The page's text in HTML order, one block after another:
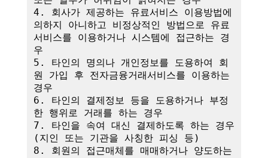
4. 회사가 제공하는 유료서비스 이용방법에
의하지 아니하고 비정상적인 방법으로 유료
서비스를 이용하거나 시스템에 접근하는 경
우
5. 타인의 명의나 개인정보를 도용하여 회
원 가입 후 전자금융거래서비스를 이용하는
경우
6. 타인의 결제정보 등을 도용하거나 부정
한 행위로 거래를 하는 경우
7. 타인을 속여 대신 결제하도록 하는 경우
(지인 또는 기관을 사칭한 피싱 등)
8. 회원의 접근매체를 매매하거나 양도하는